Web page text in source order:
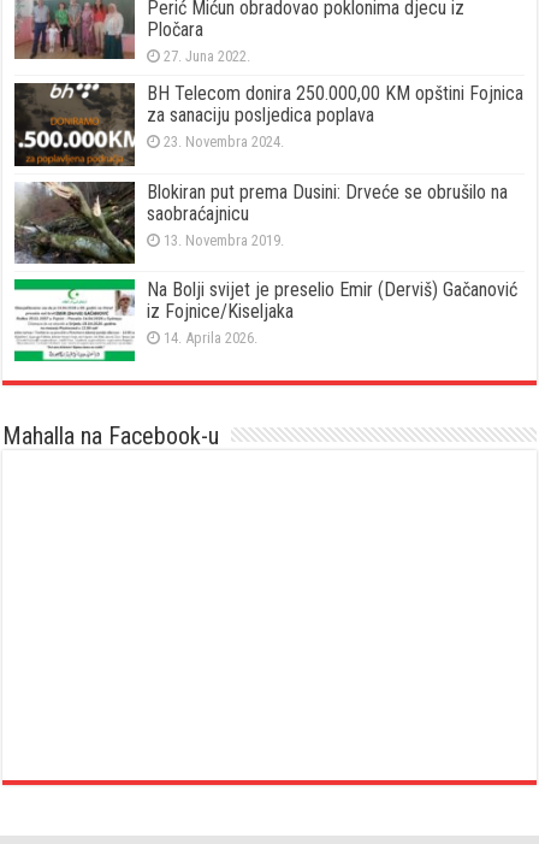
Perić Mićun obradovao poklonima djecu iz
Pločara
27. Juna 2022.
BH Telecom donira 250.000,00 KM opštini Fojnica
za sanaciju posljedica poplava
23. Novembra 2024.
Blokiran put prema Dusini: Drveće se obrušilo na
saobraćajnicu
13. Novembra 2019.
Na Bolji svijet je preselio Emir (Derviš) Gačanović
iz Fojnice/Kiseljaka
14. Aprila 2026.
Mahalla na Facebook-u